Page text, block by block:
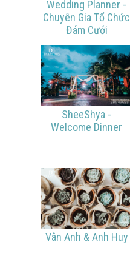
Wedding Planner -
Chuyên Gia Tổ Chức
Đám Cưới
SheeShya -
Welcome Dinner
Vân Anh & Anh Huy